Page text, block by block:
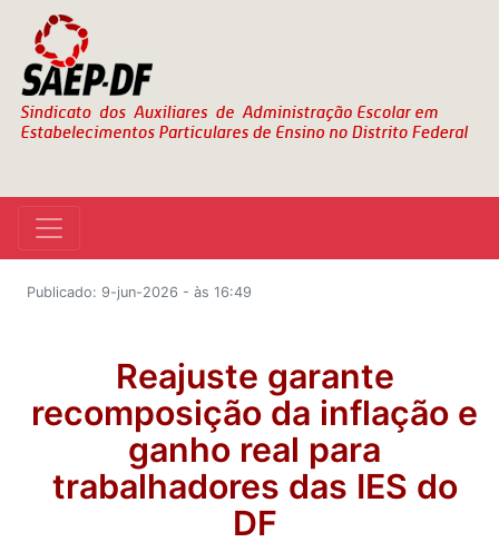
Publicado: 9-jun-2026 - às 16:49
Reajuste garante
recomposição da inflação e
ganho real para
trabalhadores das IES do
DF